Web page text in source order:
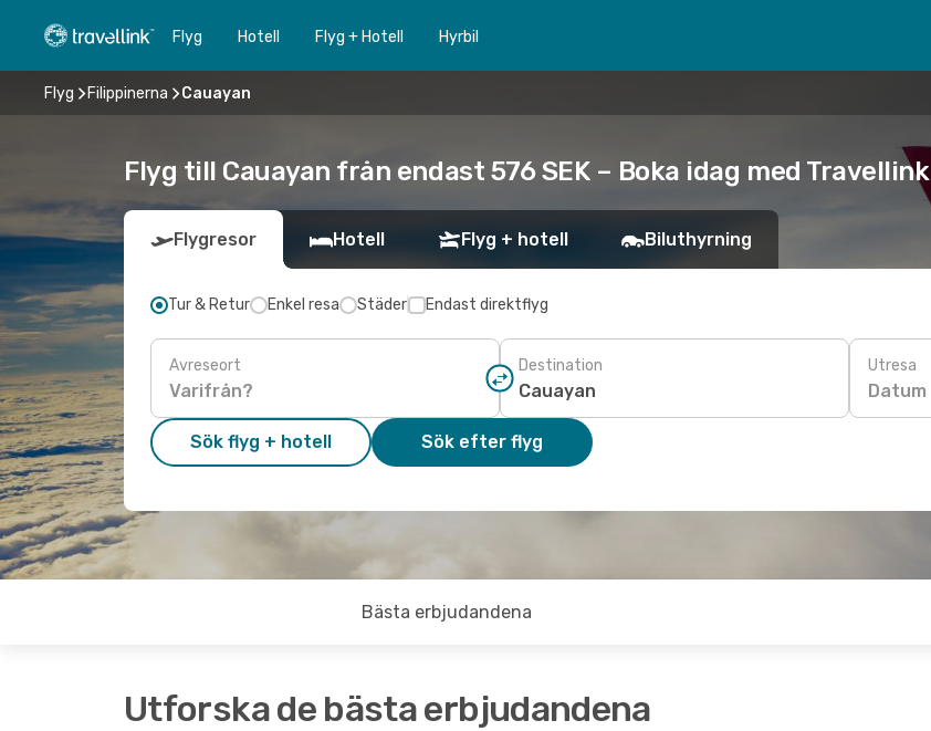
Flyg Hotell Flyg + Hotell Hyrbil
Flyg Filippinerna Cauayan
Flyg till Cauayan från endast 576 SEK – Boka idag med Travellink
Flygresor Hotell Flyg + hotell Biluthyrning
Tur & Retur Enkel resa Städer Endast direktflyg
Avreseort Destination Utresa
Datum
Sök flyg + hotell Sök efter flyg
Bästa erbjudandena
Utforska de bästa erbjudandena